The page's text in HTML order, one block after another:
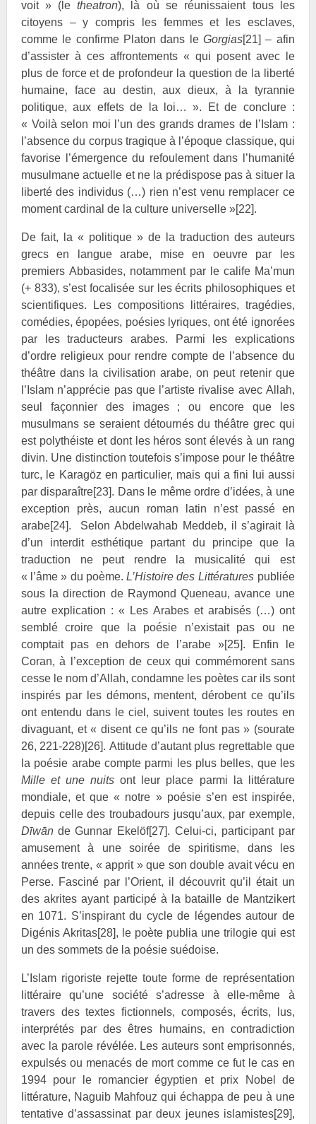
voit » (le theatron), là où se réunissaient tous les
citoyens – y compris les femmes et les esclaves,
comme le confirme Platon dans le Gorgias[21] – afin
d’assister à ces affrontements « qui posent avec le
plus de force et de profondeur la question de la liberté
humaine, face au destin, aux dieux, à la tyrannie
politique, aux effets de la loi… ». Et de conclure :
« Voilà selon moi l’un des grands drames de l’Islam :
l’absence du corpus tragique à l’époque classique, qui
favorise l’émergence du refoulement dans l’humanité
musulmane actuelle et ne la prédispose pas à situer la
liberté des individus (…) rien n’est venu remplacer ce
moment cardinal de la culture universelle »[22].
De fait, la « politique » de la traduction des auteurs
grecs en langue arabe, mise en oeuvre par les
premiers Abbasides, notamment par le calife Ma’mun
(+ 833), s’est focalisée sur les écrits philosophiques et
scientifiques. Les compositions littéraires, tragédies,
comédies, épopées, poésies lyriques, ont été ignorées
par les traducteurs arabes. Parmi les explications
d’ordre religieux pour rendre compte de l’absence du
théâtre dans la civilisation arabe, on peut retenir que
l’Islam n’apprécie pas que l’artiste rivalise avec Allah,
seul façonnier des images ; ou encore que les
musulmans se seraient détournés du théâtre grec qui
est polythéiste et dont les héros sont élevés à un rang
divin. Une distinction toutefois s’impose pour le théâtre
turc, le Karagöz en particulier, mais qui a fini lui aussi
par disparaître[23]. Dans le même ordre d’idées, à une
exception près, aucun roman latin n’est passé en
arabe[24]. Selon Abdelwahab Meddeb, il s’agirait là
d’un interdit esthétique partant du principe que la
traduction ne peut rendre la musicalité qui est
« l’âme » du poème. L’Histoire des Littératurespubliée
sous la direction de Raymond Queneau, avance une
autre explication : « Les Arabes et arabisés (…) ont
semblé croire que la poésie n’existait pas ou ne
comptait pas en dehors de l’arabe »[25]. Enfin le
Coran, à l’exception de ceux qui commémorent sans
cesse le nom d’Allah, condamne les poètes car ils sont
inspirés par les démons, mentent, dérobent ce qu’ils
ont entendu dans le ciel, suivent toutes les routes en
divaguant, et « disent ce qu’ils ne font pas » (sourate
26, 221-228)[26]. Attitude d’autant plus regrettable que
la poésie arabe compte parmi les plus belles, que les
Mille et une nuitsont leur place parmi la littérature
mondiale, et que « notre » poésie s’en est inspirée,
depuis celle des troubadours jusqu’aux, par exemple,
Dīwān de Gunnar Ekelöf[27]. Celui-ci, participant par
amusement à une soirée de spiritisme, dans les
années trente, « apprit » que son double avait vécu en
Perse. Fasciné par l’Orient, il découvrit qu’il était un
des akrites ayant participé à la bataille de Mantzikert
en 1071. S’inspirant du cycle de légendes autour de
Digénis Akritas[28], le poète publia une trilogie qui est
un des sommets de la poésie suédoise.
L’Islam rigoriste rejette toute forme de représentation
littéraire qu’une société s’adresse à elle-même à
travers des textes fictionnels, composés, écrits, lus,
interprétés par des êtres humains, en contradiction
avec la parole révélée. Les auteurs sont emprisonnés,
expulsés ou menacés de mort comme ce fut le cas en
1994 pour le romancier égyptien et prix Nobel de
littérature, Naguib Mahfouz qui échappa de peu à une
tentative d’assassinat par deux jeunes islamistes[29],